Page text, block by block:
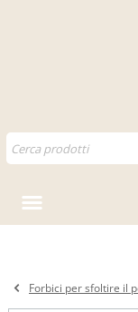
Forbici per sfoltire il